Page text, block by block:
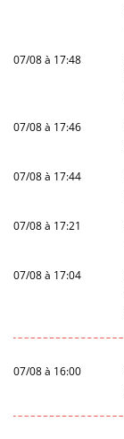
07/08 à 17:48
07/08 à 17:46
07/08 à 17:44
07/08 à 17:21
07/08 à 17:04
07/08 à 16:00